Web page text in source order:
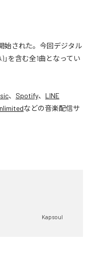
始された。今回デジタル
」を含む全1曲となってい
、 Spotify、 LINE
などの音楽配信サ
Kapsoul